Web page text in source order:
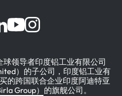
领导者印度铝工业有限公司
）的子公司，印度铝工业有
的跨国联合企业印度阿迪特亚
Group）的旗舰公司。